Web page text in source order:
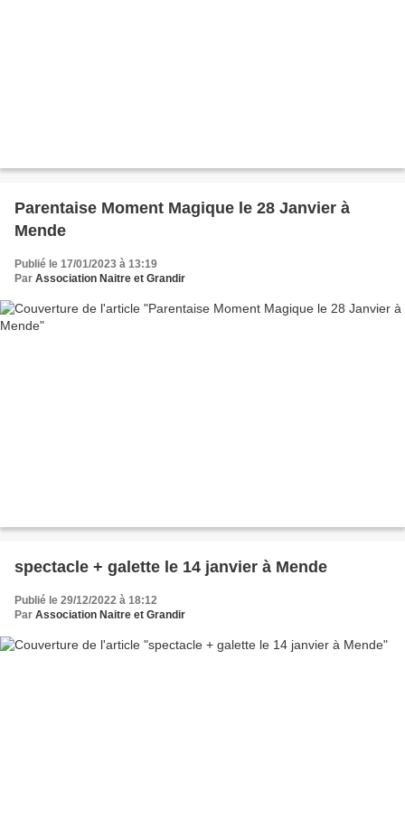
Parentaise Moment Magique le 28 Janvier à
Mende
Publié le 17/01/2023 à 13:19
Par Association Naitre et Grandir
spectacle + galette le 14 janvier à Mende
Publié le 29/12/2022 à 18:12
Par Association Naitre et Grandir